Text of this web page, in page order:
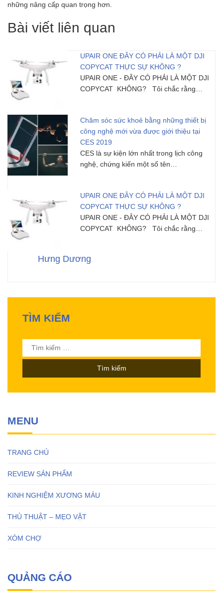
những nâng cấp quan trọng hơn.
Bài viết liên quan
UPAIR ONE ĐÂY CÓ PHẢI LÀ MỘT DJI
COPYCAT THỰC SỰ KHÔNG ?
UPAIR ONE - ĐÂY CÓ PHẢI LÀ MỘT DJI
COPYCAT KHÔNG? Tôi chắc rằng…
Chăm sóc sức khoẻ bằng những thiết bị
công nghệ mới vừa được giới thiệu tại
CES 2019
CES là sự kiện lớn nhất trong lịch công
nghệ, chứng kiến ​​một số tên…
UPAIR ONE ĐÂY CÓ PHẢI LÀ MỘT DJI
COPYCAT THỰC SỰ KHÔNG ?
UPAIR ONE - ĐÂY CÓ PHẢI LÀ MỘT DJI
COPYCAT KHÔNG? Tôi chắc rằng…
Hưng Dương
TÌM KIẾM
Tìm
kiếm
MENU
TRANG CHỦ
REVIEW SẢN PHẨM
KINH NGHIỆM XƯƠNG MÁU
THỦ THUẬT – MẸO VẶT
XÓM CHỢ
QUẢNG CÁO